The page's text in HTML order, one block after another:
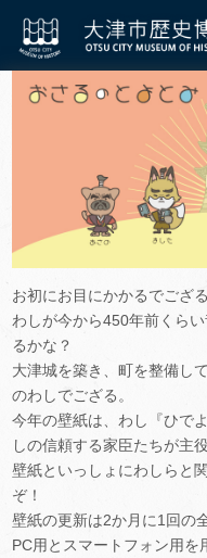
お初にお目にかかるでござ
わしが今から450年前くら
るかな？
大津城を築き、町を整備し
のわしでござる。
今年の壁紙は、わし『ひで
しの信頼する家臣たちが主
壁紙といっしょにわしらと
ぞ！
壁紙の更新は2か月に1回の
PC用とスマートフォン用を